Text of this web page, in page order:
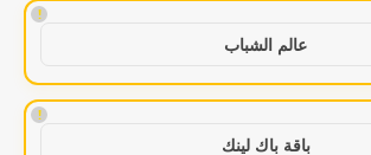
!
عالم الشباب
!
باقة باك لينك